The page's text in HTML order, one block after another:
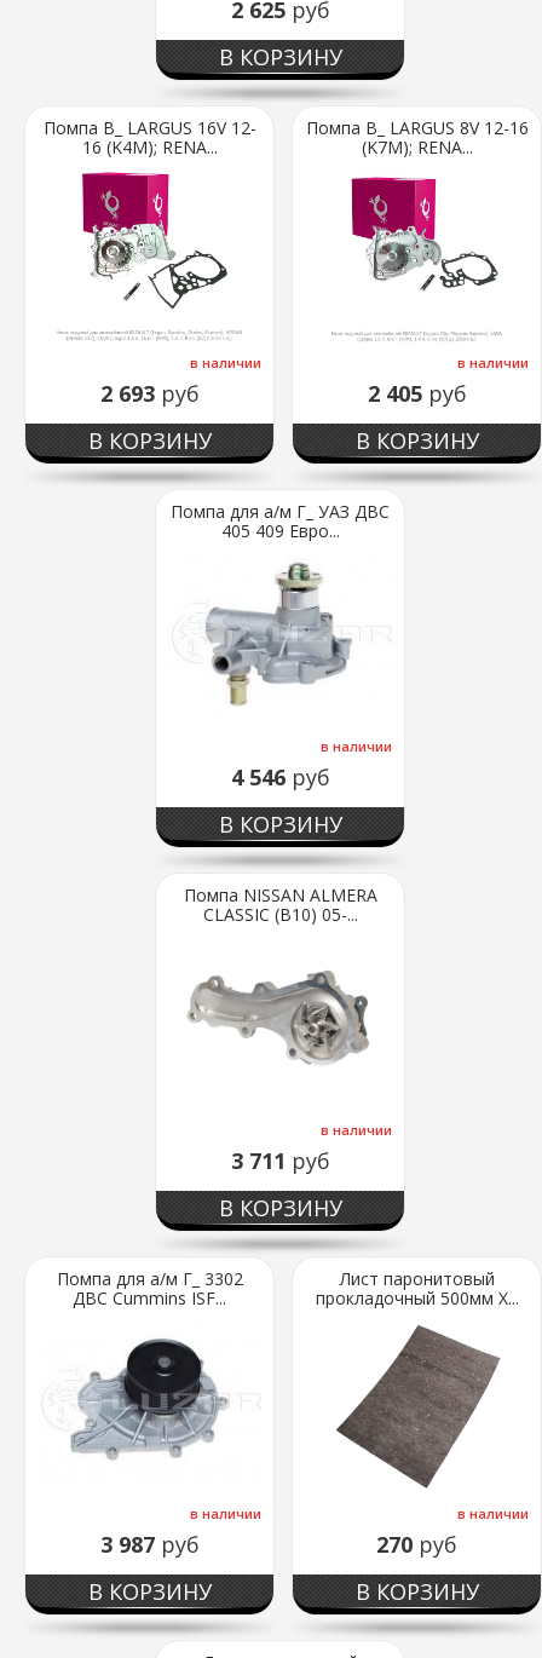
2 625 руб
В КОРЗИНУ
Помпа В_ LARGUS 16V 12-
16 (K4M); RENA...
в наличии
2 693 руб
В КОРЗИНУ
Помпа В_ LARGUS 8V 12-16
(K7M); RENA...
в наличии
2 405 руб
В КОРЗИНУ
Помпа для а/м Г_ УАЗ ДВС
405 409 Евро...
в наличии
4 546 руб
В КОРЗИНУ
Помпа NISSAN ALMERA
CLASSIC (B10) 05-...
в наличии
3 711 руб
В КОРЗИНУ
Помпа для а/м Г_ 3302
ДВС Cummins ISF...
в наличии
3 987 руб
В КОРЗИНУ
Лист паронитовый
прокладочный 500мм Х...
в наличии
270 руб
В КОРЗИНУ